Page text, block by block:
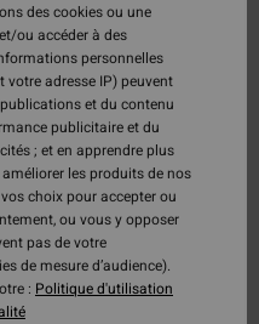
des cookies ou une
ou accéder à des
personnelles
adresse IP) peuvent
et du contenu
publicitaire et du
; et en apprendre plus
les produits de nos
choix pour accepter ou
ou vous y opposer
pas de votre
de mesure d’audience).
: Politique d'utilisation